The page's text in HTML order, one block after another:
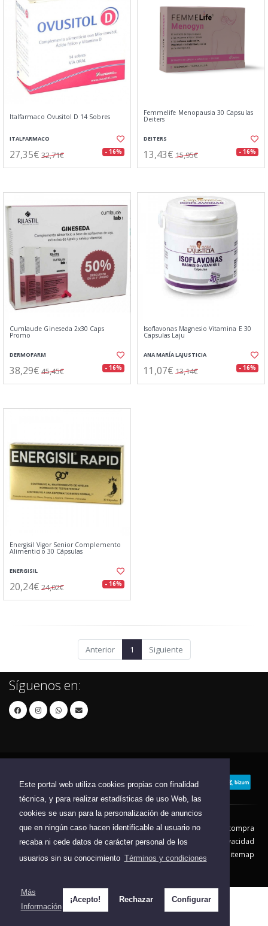
Este portal web utiliza cookies propias con finalidad
técnica, y para realizar estadísticas de uso Web, las
cookies se usan para la personalización de anuncios
que en ningún caso hacen identificable al usuario no
recaba ni cede datos de carácter personal de los
usuarios sin su conocimiento Términos y condiciones
Más
Información
¡Acepto! Rechazar Configurar
Italfarmaco Ovusitol D 14 Sobres
ITALFARMACO
27,35€ 32,71€ - 16%
Femmelife Menopausia 30 Capsulas
Deiters
DEITERS
13,43€ 15,95€ - 16%
Cumlaude Gineseda 2x30 Caps
Promo
DERMOFARM
38,29€ 45,45€ - 16%
Isoflavonas Magnesio Vitamina E 30
Capsulas Laju
ANA MARÍA LAJUSTICIA
11,07€ 13,14€ - 16%
Energisil Vigor Senior Complemento
Alimenticio 30 Cápsulas
ENERGISIL
20,24€ 24,02€ - 16%
Anterior 1 Siguiente
Síguenos en:
Contacto Aviso Legal
Condiciones de compra
Política de envíos
Política de devolución
Política de Privacidad
Política de Cookies
Sitemap